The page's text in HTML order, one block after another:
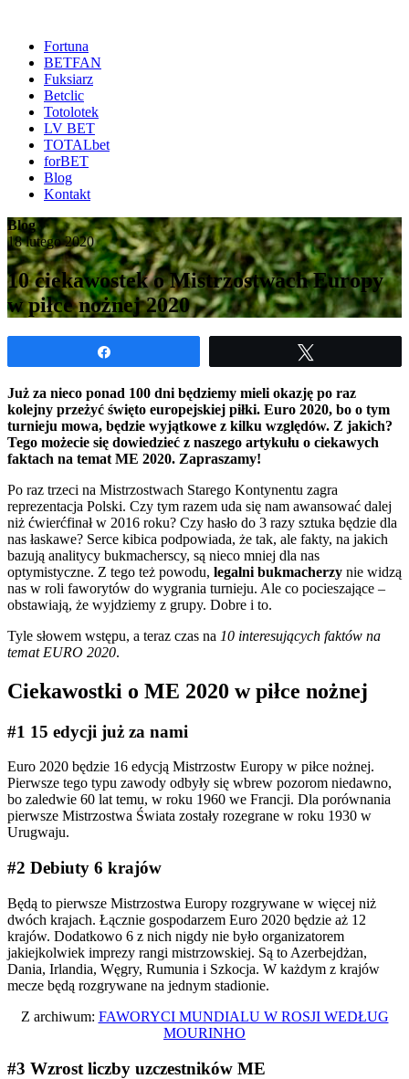
Fortuna
BETFAN
Fuksiarz
Betclic
Totolotek
LV BET
TOTALbet
forBET
Blog
Kontakt
Blog
18 lutego 2020
10 ciekawostek o Mistrzostwach Europy
w piłce nożnej 2020
Już za nieco ponad 100 dni będziemy mieli okazję po raz
kolejny przeżyć święto europejskiej piłki. Euro 2020, bo o tym
turnieju mowa, będzie wyjątkowe z kilku względów. Z jakich?
Tego możecie się dowiedzieć z naszego artykułu o ciekawych
faktach na temat ME 2020. Zapraszamy!
Po raz trzeci na Mistrzostwach Starego Kontynentu zagra
reprezentacja Polski. Czy tym razem uda się nam awansować dalej
niż ćwierćfinał w 2016 roku? Czy hasło do 3 razy sztuka będzie dla
nas łaskawe? Serce kibica podpowiada, że tak, ale fakty, na jakich
bazują analitycy bukmacherscy, są nieco mniej dla nas
optymistyczne. Z tego też powodu, legalni bukmacherzy nie widzą
nas w roli faworytów do wygrania turnieju. Ale co pocieszające –
obstawiają, że wyjdziemy z grupy. Dobre i to.
Tyle słowem wstępu, a teraz czas na 10 interesujących faktów na
temat EURO 2020.
Ciekawostki o ME 2020 w piłce nożnej
#1 15 edycji już za nami
Euro 2020 będzie 16 edycją Mistrzostw Europy w piłce nożnej.
Pierwsze tego typu zawody odbyły się wbrew pozorom niedawno,
bo zaledwie 60 lat temu, w roku 1960 we Francji. Dla porównania
pierwsze Mistrzostwa Świata zostały rozegrane w roku 1930 w
Urugwaju.
#2 Debiuty 6 krajów
Będą to pierwsze Mistrzostwa Europy rozgrywane w więcej niż
dwóch krajach. Łącznie gospodarzem Euro 2020 będzie aż 12
krajów. Dodatkowo 6 z nich nigdy nie było organizatorem
jakiejkolwiek imprezy rangi mistrzowskiej. Są to Azerbejdżan,
Dania, Irlandia, Węgry, Rumunia i Szkocja. W każdym z krajów
mecze będą rozgrywane na jednym stadionie.
Z archiwum: FAWORYCI MUNDIALU W ROSJI WEDŁUG
MOURINHO
#3 Wzrost liczby uzczestników ME